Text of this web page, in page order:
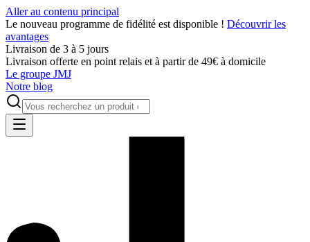
Aller au contenu principal
Le nouveau programme de fidélité est disponible ! Découvrir les
avantages
Livraison de 3 à 5 jours
Livraison offerte en point relais et à partir de 49€ à domicile
Le groupe JMJ
Notre blog